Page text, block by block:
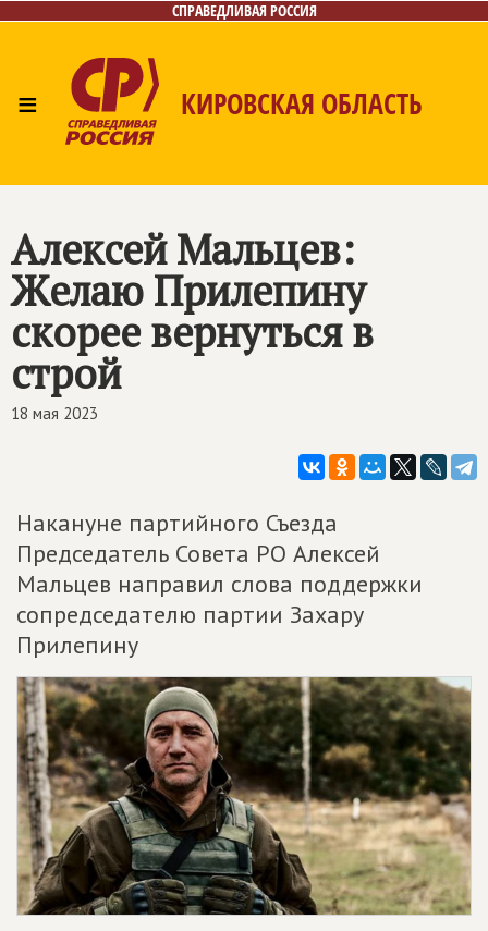
СПРАВЕДЛИВАЯ РОССИЯ
≡ КИРОВСКАЯ ОБЛАСТЬ
Контакты
Алексей Мальцев:
Желаю Прилепину
скорее вернуться в
строй
18 мая 2023
Накануне партийного Съезда
Председатель Совета РО Алексей
Мальцев направил слова поддержки
сопредседателю партии Захару
Прилепину